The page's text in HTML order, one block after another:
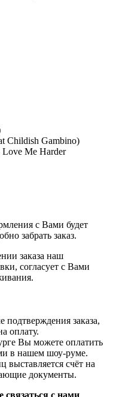
Childish Gambino)
Love Me Harder
с Вами будет
забрать заказ.
заказа наш
согласует с Вами
подтверждения заказа,
оплату.
Вы можете оплатить
в нашем шоу-руме.
выставляется счёт на
документы.
с нами